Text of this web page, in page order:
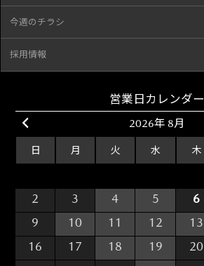
今週のチラシ
採用情報
営業日カレンダー
2026年 8月
日 月 火 水 木
2
3 4 5 6
9
10 11 12 13
16
17 18 19 20